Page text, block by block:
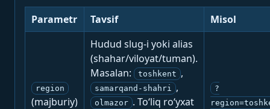
Parametr Tavsif Misol
region
(majburiy)
Hudud slug-i yoki alias
(shahar/viloyat/tuman).
Masalan:
toshkent ,
samarqand-shahri ,
olmazor . To‘liq ro‘yxat
?